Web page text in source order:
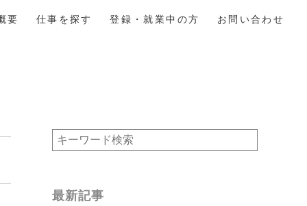
要 仕事を探す 登録・就業中の方 お問い合わせ
最新記事